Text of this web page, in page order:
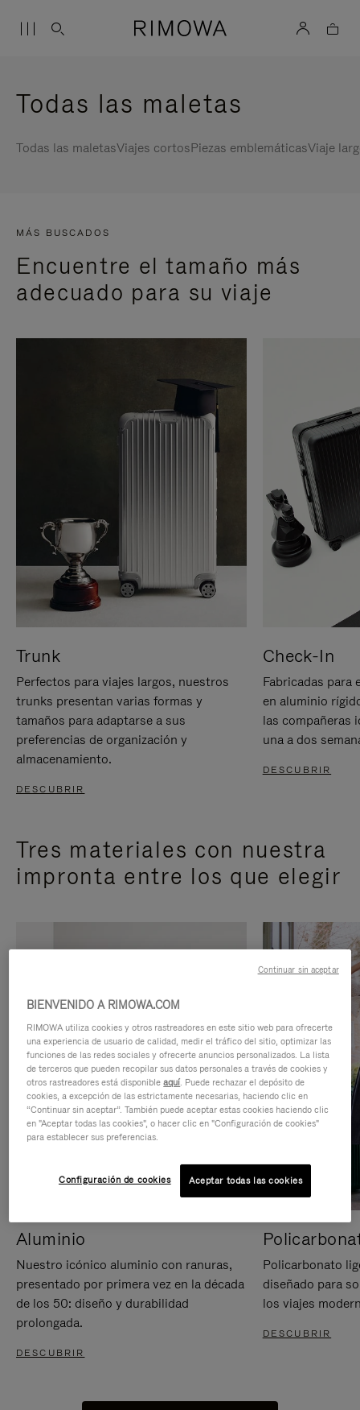
Todas las maletas
Todas las maletasViajes cortosPiezas emblemáticasViaje
MÁS BUSCADOS
Encuentre el tamaño más
adecuado para su viaje
Trunk
Perfectos para viajes largos, nuestros
trunks presentan varias formas y
tamaños para adaptarse a sus
preferencias de organización y
almacenamiento.
DESCUBRIR
Check-In
Fabricadas para
en aluminio
las compañeras
una a dos
DESCUBRIR
Tres materiales con nuestra
impronta entre los que elegir
Aluminio
Nuestro icónico aluminio con ranuras,
presentado por primera vez en la década
de los 50: diseño y durabilidad
prolongada.
DESCUBRIR
Policarbonato
diseñado para
los viajes
DESCUBRIR
BIENVENIDO A RIMOWA.COM
RIMOWA utiliza cookies y otros rastreadores en este sitio web para ofrecerte
una experiencia de usuario de calidad, medir el tráfico del sitio, optimizar las
funciones de las redes sociales y ofrecerte anuncios personalizados. La lista
de terceros que pueden recopilar sus datos personales a través de cookies y
otros rastreadores está disponibleaquí. Puede rechazar el depósito de
cookies, a excepción de las estrictamente necesarias, haciendo clic en
“Continuar sin aceptar”. También puede aceptar estas cookies haciendo clic
en "Aceptar todas las cookies", o hacer clic en "Configuración de cookies"
para establecer sus preferencias.
Configuración de cookies Aceptar todas las cookies
Continuar sin aceptar